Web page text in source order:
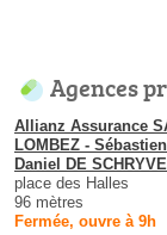
Agences
Allianz Assurance
LOMBEZ -
Daniel DE
place des Halles
96 mètres
Fermée, ouvre à 9h